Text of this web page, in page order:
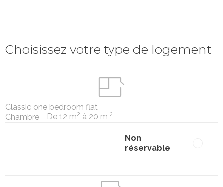
Choisissez votre type de logement
Classic one bedroom flat
Chambre
De 12 m2 à 20 m 2
Non
réservable